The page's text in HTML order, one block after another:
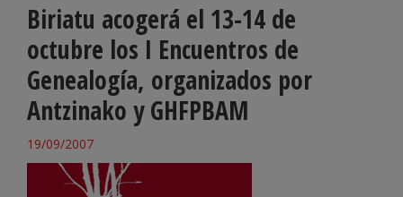
Biriatu acogerá el 13-14 de
octubre los I Encuentros de
Genealogía, organizados por
Antzinako y GHFPBAM
19/09/2007